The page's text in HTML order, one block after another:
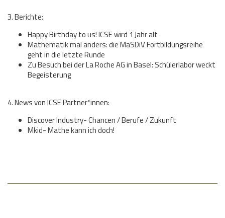
3. Berichte:
Happy Birthday to us! ICSE wird 1 Jahr alt
Mathematik mal anders: die MaSDiV Fortbildungsreihe
geht in die letzte Runde
Zu Besuch bei der La Roche AG in Basel: Schülerlabor weckt
Begeisterung
4. News von ICSE Partner*innen:
Discover Industry- Chancen / Berufe / Zukunft
Mkid- Mathe kann ich doch!